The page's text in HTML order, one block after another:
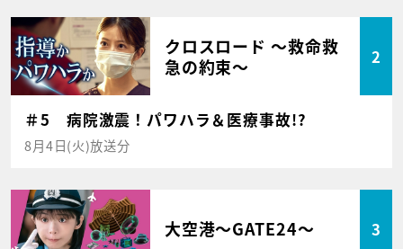
クロスロード ～救命救
急の約束～
2
＃5 病院激震！パワハラ＆医療事故!?
8月4日(火)放送分
大空港～GATE24～ 3